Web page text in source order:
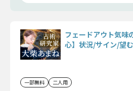
フェードアウト気味
心】状況/サイン/望
一部無料 二人用